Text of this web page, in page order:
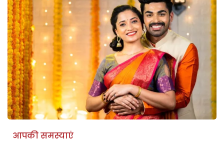
आपकी समस्याएं